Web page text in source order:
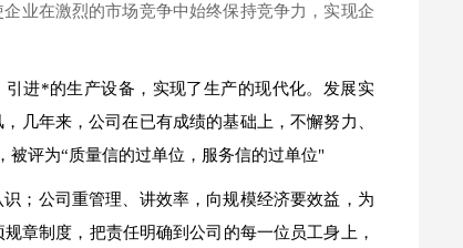
业在激烈的市场竞争中始终保持竞争力，实现企
进*的生产设备，实现了生产的现代化。发展实
几年来，公司在已有成绩的基础上，不懈努力、
被评为“质量信的过单位，服务信的过单位"
；公司重管理、讲效率，向规模经济要效益，为
章制度，把责任明确到公司的每一位员工身上，